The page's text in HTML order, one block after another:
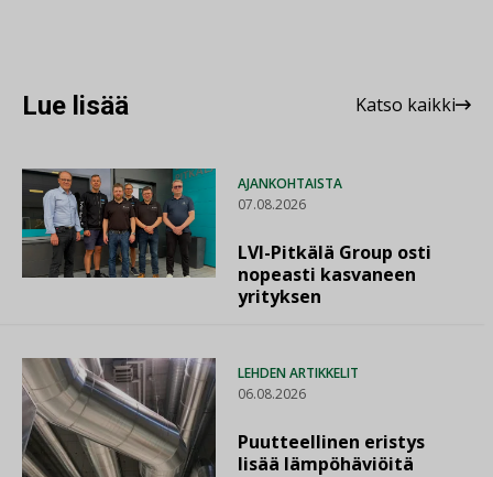
Lue lisää Katso kaikki
AJANKOHTAISTA
07.08.2026
LVI-Pitkälä Group osti
nopeasti kasvaneen
yrityksen
LEHDEN ARTIKKELIT
06.08.2026
Puutteellinen eristys
lisää lämpöhäviöitä